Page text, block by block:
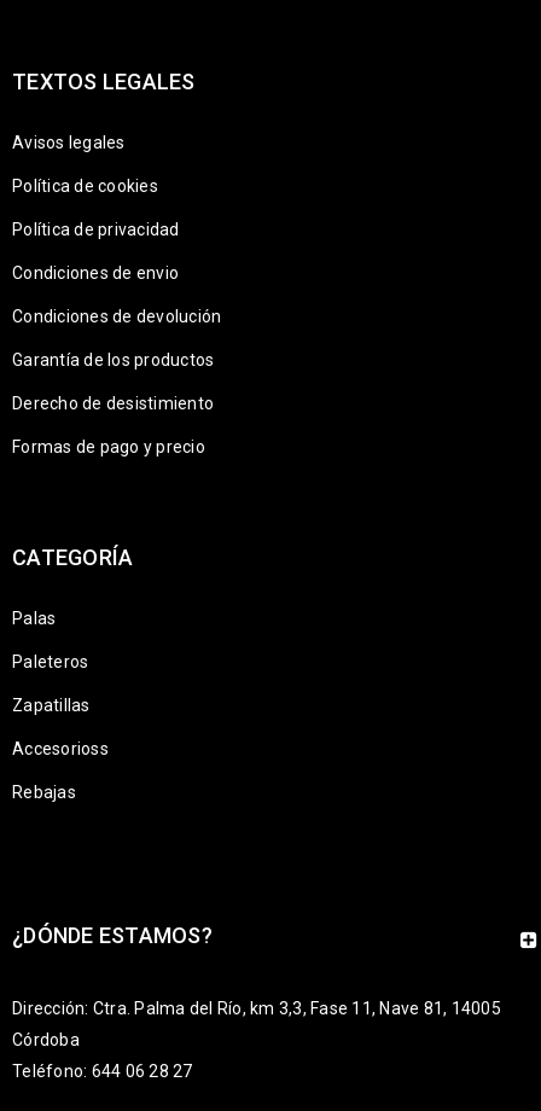
TEXTOS LEGALES
Avisos legales
Política de cookies
Política de privacidad
Condiciones de envio
Condiciones de devolución
Garantía de los productos
Derecho de desistimiento
Formas de pago y precio
CATEGORÍA
Palas
Paleteros
Zapatillas
Accesorioss
Rebajas
¿DÓNDE ESTAMOS?
Dirección: Ctra. Palma del Río, km 3,3, Fase 11, Nave 81, 14005
Córdoba
Teléfono: 644 06 28 27